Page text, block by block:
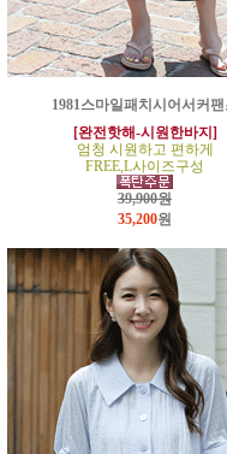
1981스마일패치시어서커팬
[완전핫해-시원한바지]
엄청 시원하고 편하게
FREE,L사이즈구성
39,900원
35,200원